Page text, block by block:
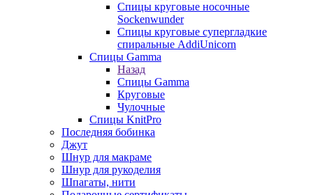
Спицы круговые носочные
Sockenwunder
Спицы круговые супергладкие
спиральные AddiUnicorn
Спицы Gamma
Назад
Спицы Gamma
Круговые
Чулочные
Спицы KnitPro
Последняя бобинка
Джут
Шнур для макраме
Шнур для рукоделия
Шпагаты, нити